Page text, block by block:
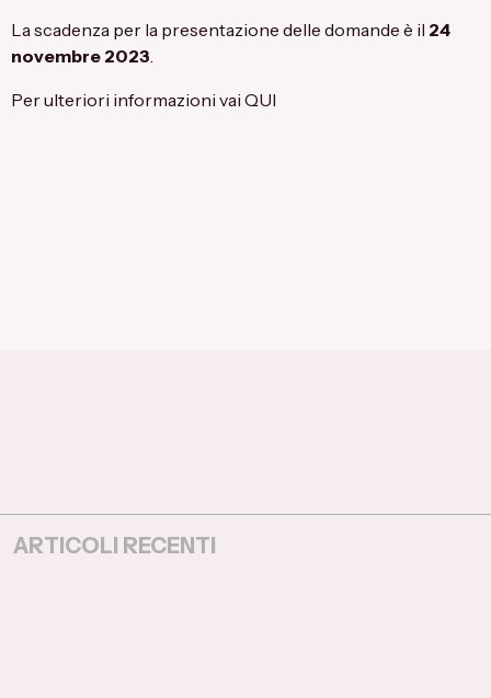
La scadenza per la presentazione delle domande è il 24
novembre 2023.
Per ulteriori informazioni vai QUI
ARTICOLI RECENTI